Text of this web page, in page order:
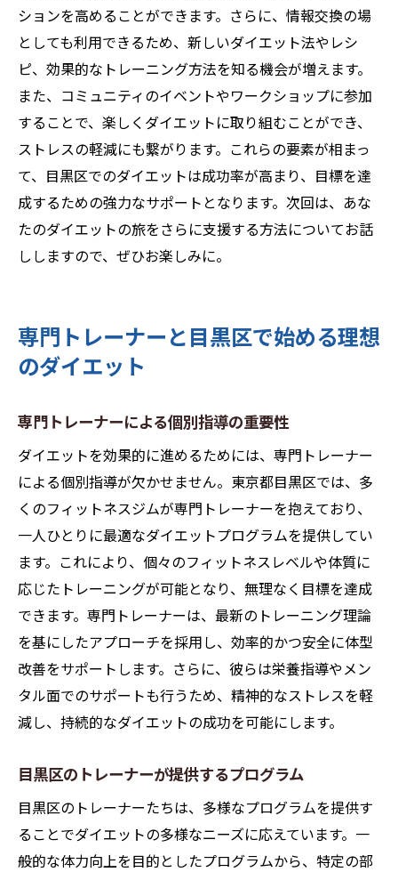
ションを高めることができます。さらに、情報交換の場
としても利用できるため、新しいダイエット法やレシ
ピ、効果的なトレーニング方法を知る機会が増えます。
また、コミュニティのイベントやワークショップに参加
することで、楽しくダイエットに取り組むことができ、
ストレスの軽減にも繋がります。これらの要素が相まっ
て、目黒区でのダイエットは成功率が高まり、目標を達
成するための強力なサポートとなります。次回は、あな
たのダイエットの旅をさらに支援する方法についてお話
ししますので、ぜひお楽しみに。
専門トレーナーと目黒区で始める理想
のダイエット
専門トレーナーによる個別指導の重要性
ダイエットを効果的に進めるためには、専門トレーナー
による個別指導が欠かせません。東京都目黒区では、多
くのフィットネスジムが専門トレーナーを抱えており、
一人ひとりに最適なダイエットプログラムを提供してい
ます。これにより、個々のフィットネスレベルや体質に
応じたトレーニングが可能となり、無理なく目標を達成
できます。専門トレーナーは、最新のトレーニング理論
を基にしたアプローチを採用し、効率的かつ安全に体型
改善をサポートします。さらに、彼らは栄養指導やメン
タル面でのサポートも行うため、精神的なストレスを軽
減し、持続的なダイエットの成功を可能にします。
目黒区のトレーナーが提供するプログラム
目黒区のトレーナーたちは、多様なプログラムを提供す
ることでダイエットの多様なニーズに応えています。一
般的な体力向上を目的としたプログラムから、特定の部